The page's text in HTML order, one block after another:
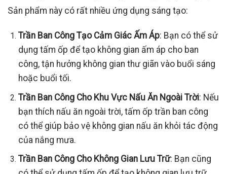
Sản phẩm này có rất nhiều ứng dụng sáng tạo:
Trần Ban Công Tạo Cảm Giác Ấm Áp: Bạn có thể sử
dụng tấm ốp để tạo không gian ấm áp cho ban
công, tận hưởng không gian thư giãn vào buổi sáng
hoặc buổi tối.
Trần Ban Công Cho Khu Vực Nấu Ăn Ngoài Trời: Nếu
bạn thích nấu ăn ngoài trời, tấm ốp trần ban công
có thể giúp bảo vệ không gian nấu ăn khỏi tác động
của nắng mưa.
Trần Ban Công Cho Không Gian Lưu Trữ: Bạn cũng